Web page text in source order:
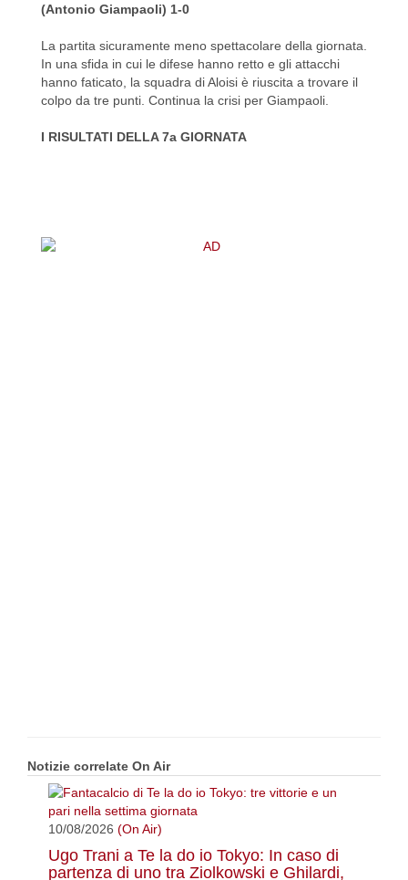
(Antonio Giampaoli) 1-0
La partita sicuramente meno spettacolare della giornata.
In una sfida in cui le difese hanno retto e gli attacchi
hanno faticato, la squadra di Aloisi è riuscita a trovare il
colpo da tre punti. Continua la crisi per Giampaoli.
I RISULTATI DELLA 7a GIORNATA
Notizie correlate On Air
10/08/2026 (On Air)
Ugo Trani a Te la do io Tokyo: In caso di
partenza di uno tra Ziolkowski e Ghilardi,